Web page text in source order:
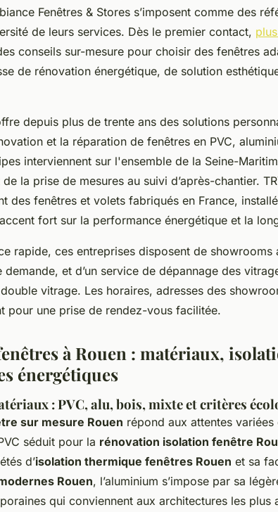
Fenêtres & Stores s’imposent comme des
de leurs services. Dès le premier contact,
conseils sur-mesure pour choisir des fenêtres
de rénovation énergétique, de solution
depuis plus de trente ans des solutions
et la réparation de fenêtres en PVC,
interviennent sur l'ensemble de la Seine-
la prise de mesures au suivi d’après-chantier.
des fenêtres et volets fabriqués en France,
fort sur la performance énergétique et la
rapide, ces entreprises disposent de
et d’un service de dépannage des
vitrage. Les horaires, adresses des
pour une prise de rendez-vous facilitée.
à Rouen : matériaux,
énergétiques
: PVC, alu, bois, mixte et critères
sur mesure Rouen répond aux attentes
séduit pour la rénovation isolation fenêtre
d’isolation thermique fenêtres Rouen et sa
Rouen, l’aluminium s’impose par sa
qui conviennent aux architectures les plus